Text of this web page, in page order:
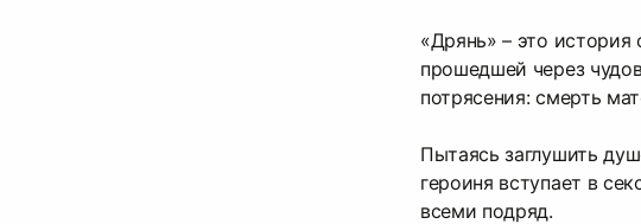
«Дрянь» – это
прошедшей через
потрясения: смерть
Пытаясь заглушить
героиня вступает в
всеми подряд.